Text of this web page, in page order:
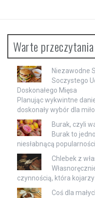
Warte przeczytania
Niezawodne
Soczystego
Doskonałego Mięsa
Planując wykwintne
doskonały wybór dla
Burak, czyli
Burak to
niesłabnącą
Chlebek z
czynnością, która
Coś dla